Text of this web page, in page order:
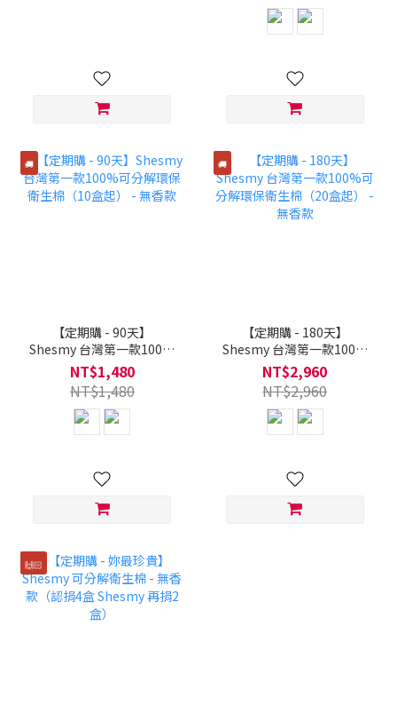
🚚
【定期購 - 90天】
Shesmy 台灣第一款100%
可分解環保衛生棉（10盒
起） - 無香款
NT$1,480
NT$1,480
🚚
【定期購 - 180天】
Shesmy 台灣第一款100%
可分解環保衛生棉（20盒
起） - 無香款
NT$2,960
NT$2,960
🙌🏻